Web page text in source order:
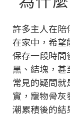
許多主人在陪
在家中，希
保存一段時間
黑、結塊，
常見的疑問
實，寵物骨
潮累積後的結